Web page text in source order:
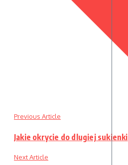
Previous Article
Jakie okrycie do dlugiej sukienki
Next Article